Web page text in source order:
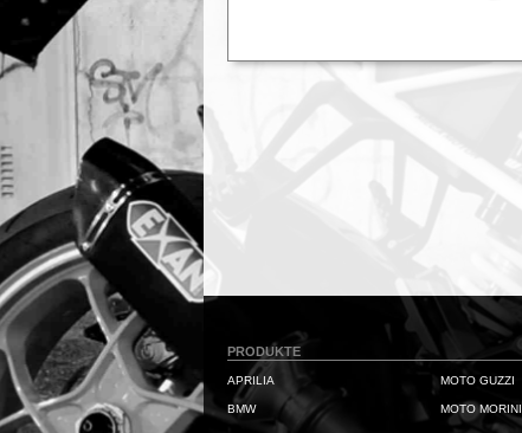
PRODUKTE
APRILIA
BMW
MOTO GUZZI
MOTO MORINI